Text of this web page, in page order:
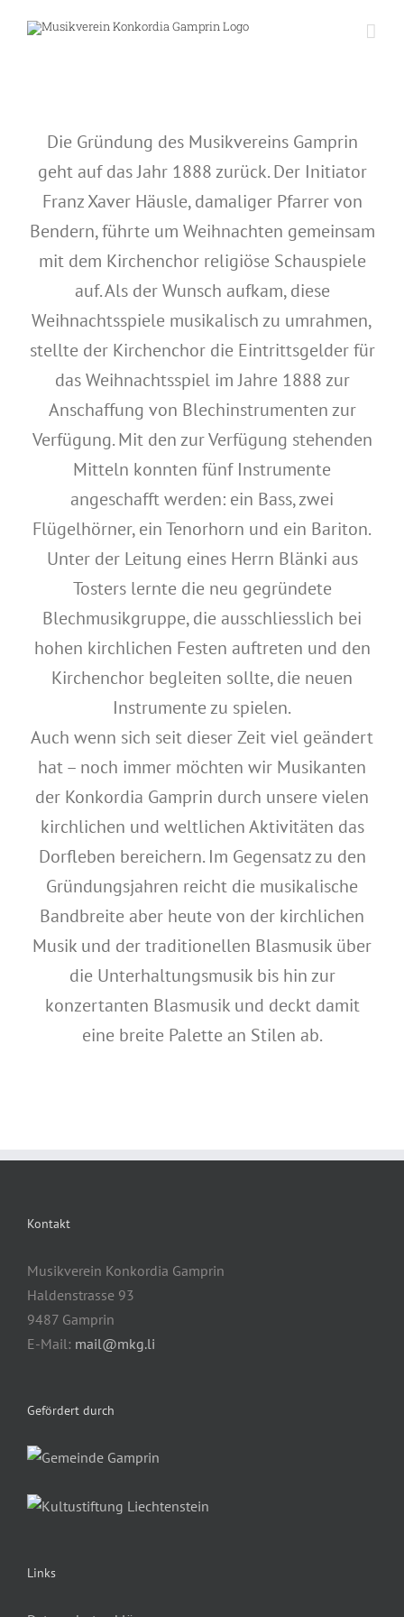
Die Gründung des Musikvereins Gamprin
geht auf das Jahr 1888 zurück. Der Initiator
Franz Xaver Häusle, damaliger Pfarrer von
Bendern, führte um Weihnachten gemeinsam
mit dem Kirchenchor religiöse Schauspiele
auf. Als der Wunsch aufkam, diese
Weihnachtsspiele musikalisch zu umrahmen,
stellte der Kirchenchor die Eintrittsgelder für
das Weihnachtsspiel im Jahre 1888 zur
Anschaffung von Blechinstrumenten zur
Verfügung. Mit den zur Verfügung stehenden
Mitteln konnten fünf Instrumente
angeschafft werden: ein Bass, zwei
Flügelhörner, ein Tenorhorn und ein Bariton.
Unter der Leitung eines Herrn Blänki aus
Tosters lernte die neu gegründete
Blechmusikgruppe, die ausschliesslich bei
hohen kirchlichen Festen auftreten und den
Kirchenchor begleiten sollte, die neuen
Instrumente zu spielen.
Auch wenn sich seit dieser Zeit viel geändert
hat – noch immer möchten wir Musikanten
der Konkordia Gamprin durch unsere vielen
kirchlichen und weltlichen Aktivitäten das
Dorfleben bereichern. Im Gegensatz zu den
Gründungsjahren reicht die musikalische
Bandbreite aber heute von der kirchlichen
Musik und der traditionellen Blasmusik über
die Unterhaltungsmusik bis hin zur
konzertanten Blasmusik und deckt damit
eine breite Palette an Stilen ab.
Kontakt
Musikverein Konkordia Gamprin
Haldenstrasse 93
9487 Gamprin
E-Mail: mail@mkg.li
Gefördert durch
Links